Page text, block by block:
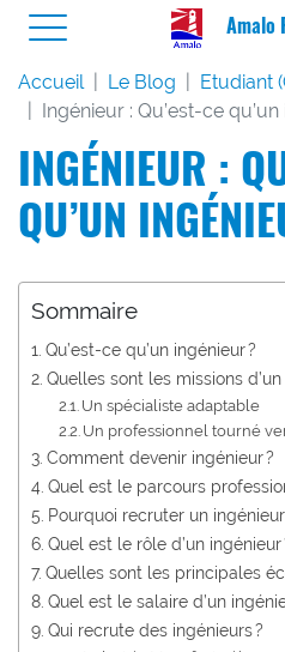
Amalo
Accueil Le Blog
Etudiant
Ingénieur : Qu’est-ce qu’un
INGÉNIEUR :
QU’UN
Sommaire
Qu’est-ce qu’un ingénieur ?
Quelles sont les missions d’un
Un spécialiste adaptable
Un professionnel tourné
Comment devenir ingénieur ?
Quel est le parcours
Pourquoi recruter un ingénieur
Quel est le rôle d’un ingénieur
Quelles sont les principales
Quel est le salaire d’un
Qui recrute des ingénieurs ?